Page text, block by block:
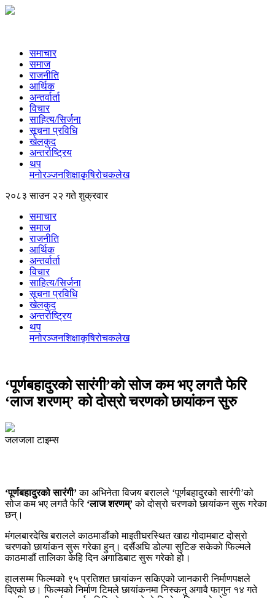
समाचार
समाज
राजनीति
आर्थिक
अन्तर्वार्ता
विचार
साहित्य/सिर्जना
सूचना प्रविधि
खेलकुद
अन्तर्राष्ट्रिय
थप
मनोरञ्‍जनशिक्षाकृषिरोचकलेख
२०८३ साउन २२ गते शुक्रवार
समाचार
समाज
राजनीति
आर्थिक
अन्तर्वार्ता
विचार
साहित्य/सिर्जना
सूचना प्रविधि
खेलकुद
अन्तर्राष्ट्रिय
थप
मनोरञ्‍जनशिक्षाकृषिरोचकलेख
‘पूर्णबहादुरको सारंगी’को सोज कम भए लगतै फेरि
‘लाज शरणम्’ को दोस्रो चरणको छायांकन सुरु
जलजला टाइम्स
‘पूर्णबहादुरको सारंगी’का अभिनेता विजय बरालले ‘पूर्णबहादुरको सारंगी’को
सोज कम भए लगतै फेरि ‘लाज शरणम्’को दोस्रो चरणको छायांकन सुरू गरेका
छन्।
मंगलबारदेखि बरालले काठमाडौंको माइतीघरस्थित खाद्य गोदामबाट दोस्रो
चरणको छायांकन सुरू गरेका हुन्। दसैंअघि डोल्पा सुटिङ सकेको फिल्मले
काठमाडौं तालिका केहि दिन अगाडिबाट सुरू गरेको हो।
हालसम्म फिल्मको ९५ प्रतिशत छायांकन सकिएको जानकारी निर्माणपक्षले
दिएको छ। फिल्मको निर्माण टिमले छायांकनमा निस्कनु अगावै फागुन १४ गते